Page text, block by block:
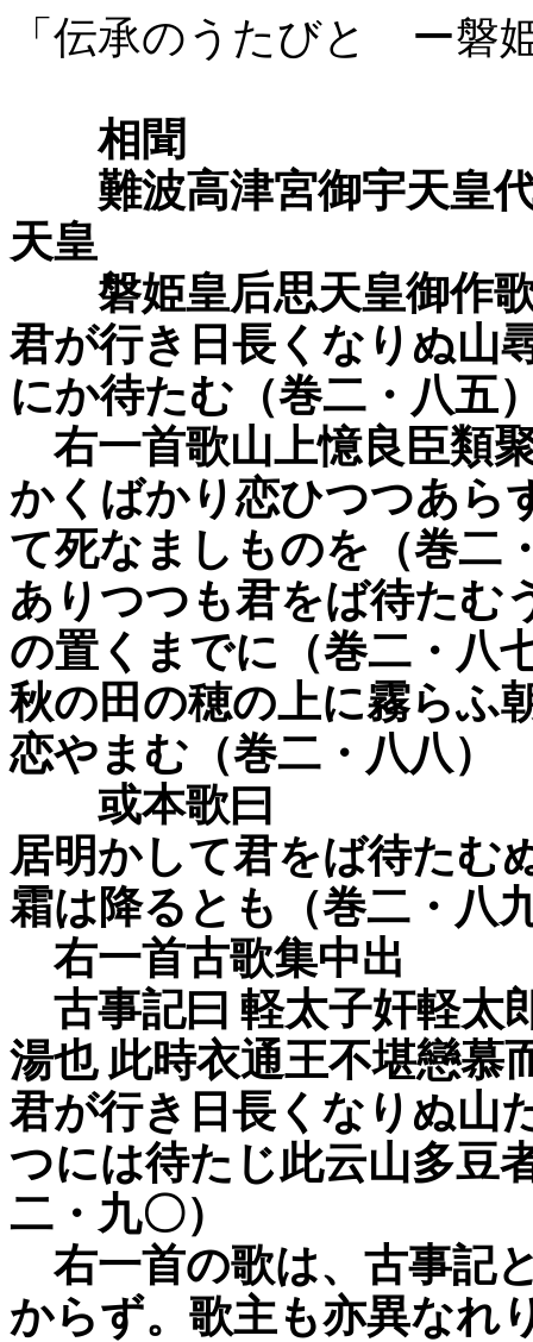
「伝承のうたびと ー磐
相聞
難波高津宮御宇天皇代
天皇
磐姫皇后思天皇御作
君が行き日長くなりぬ山
にか待たむ（巻二・八五
右一首歌山上憶良臣類
かくばかり恋ひつつあら
て死なましものを（巻二
ありつつも君をば待たむ
の置くまでに（巻二・八
秋の田の穂の上に霧らふ
恋やまむ（巻二・八八）
或本歌曰
居明かして君をば待たむ
霜は降るとも（巻二・八
右一首古歌集中出
古事記曰 軽太子奸軽太
湯也 此時衣通王不堪戀慕
君が行き日長くなりぬ山
つには待たじ此云山多豆
二・九〇）
右一首の歌は、古事記
からず。歌主も亦異なれ